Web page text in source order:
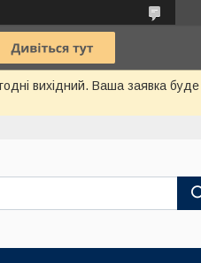
вихідний. Ваша заявка